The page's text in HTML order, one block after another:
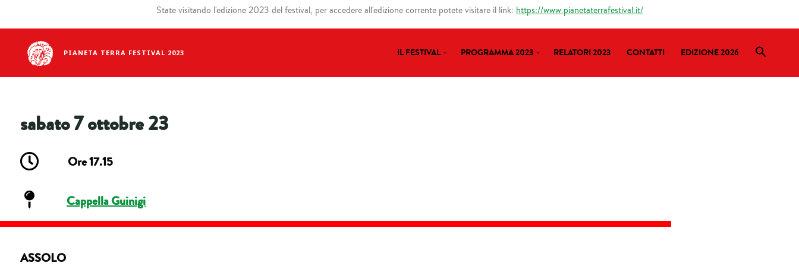
PIANETA TERRA FESTIVAL 2023 IL FESTIVAL PROGRAMMA 2023 RELATORI 2023 CONTATTI EDIZIONE 2026
State visitando l'edizione 2023 del festival, per accedere all'edizione corrente potete visitare il link: https://www.pianetaterrafestival.it/
sabato 7 ottobre 23
Ore 17.15
Cappella Guinigi
ASSOLO